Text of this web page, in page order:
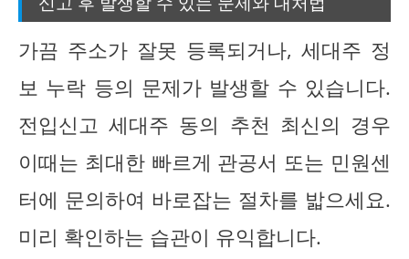
가끔 주소가 잘못 등록되거나, 세대주 정
보 누락 등의 문제가 발생할 수 있습니다.
전입신고 세대주 동의 추천 최신의 경우
이때는 최대한 빠르게 관공서 또는 민원센
터에 문의하여 바로잡는 절차를 밟으세요.
미리 확인하는 습관이 유익합니다.